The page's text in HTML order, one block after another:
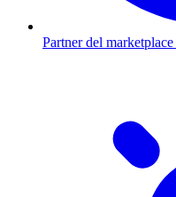
Partner del marketplace